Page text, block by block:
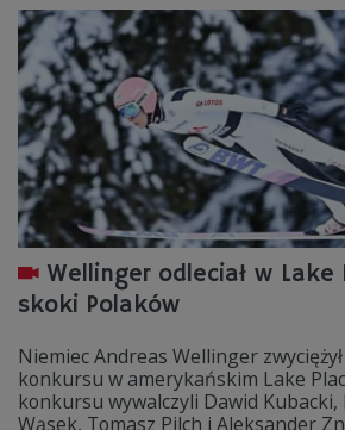
Wellinger odleciał w Lake
skoki Polaków
Niemiec Andreas Wellinger
konkursu w amerykańskim Lake
konkursu wywalczyli Dawid Kubacki,
Wąsek, Tomasz Pilch i Aleksander